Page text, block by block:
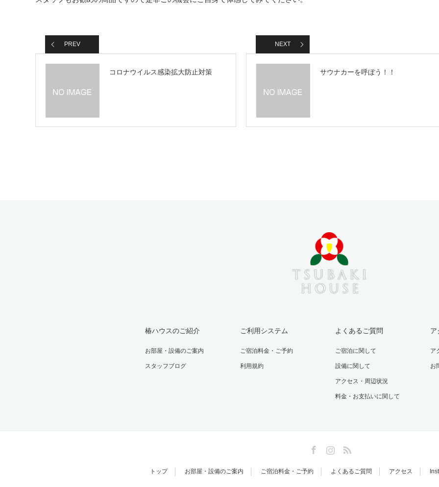
PREV
コロナウイルス感染拡大防止対策
NEXT
サウナカーを呼ぼう！！
椿ハウスのご紹介
お部屋・設備のご案内
スタッフブログ
ご利用システム
ご宿泊料金・ご予約
利用規約
よくあるご質問
ご宿泊に関して
設備に関して
アクセス・周辺状況
料金・お支払いに関して
ア
ア
お
トップ お部屋・設備のご案内 ご宿泊料金・ご予約 よくあるご質問 アクセス